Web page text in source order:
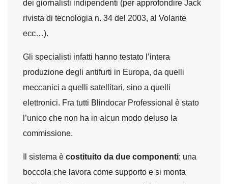
dei giornalisti indipendenti (per approfondire Jack
rivista di tecnologia n. 34 del 2003, al Volante
ecc…).
Gli specialisti infatti hanno testato l’intera
produzione degli antifurti in Europa, da quelli
meccanici a quelli satellitari, sino a quelli
elettronici. Fra tutti Blindocar Professional è stato
l’unico che non ha in alcun modo deluso la
commissione.
Il sistema è costituito da due componenti: una
boccola che lavora come supporto e si monta